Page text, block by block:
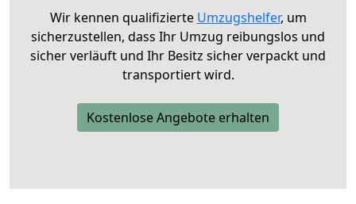
Wir kennen qualifizierte Umzugshelfer, um
sicherzustellen, dass Ihr Umzug reibungslos und
sicher verläuft und Ihr Besitz sicher verpackt und
transportiert wird.
Kostenlose Angebote erhalten